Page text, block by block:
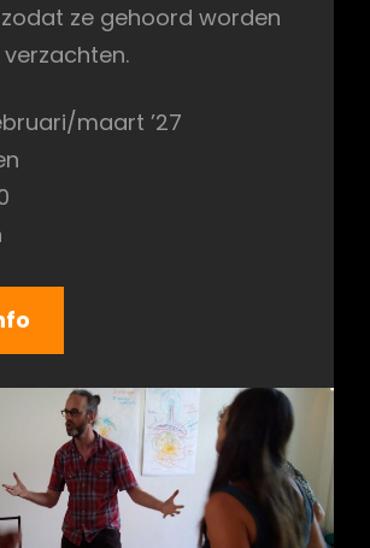
ze gehoord worden
maart ’27